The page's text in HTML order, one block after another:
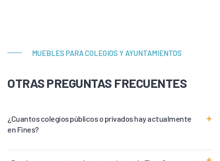
MUEBLES PARA COLEGIOS Y AYUNTAMIENTOS
OTRAS PREGUNTAS FRECUENTES
¿Cuantos colegios públicos o privados hay actualmente
en Fines?